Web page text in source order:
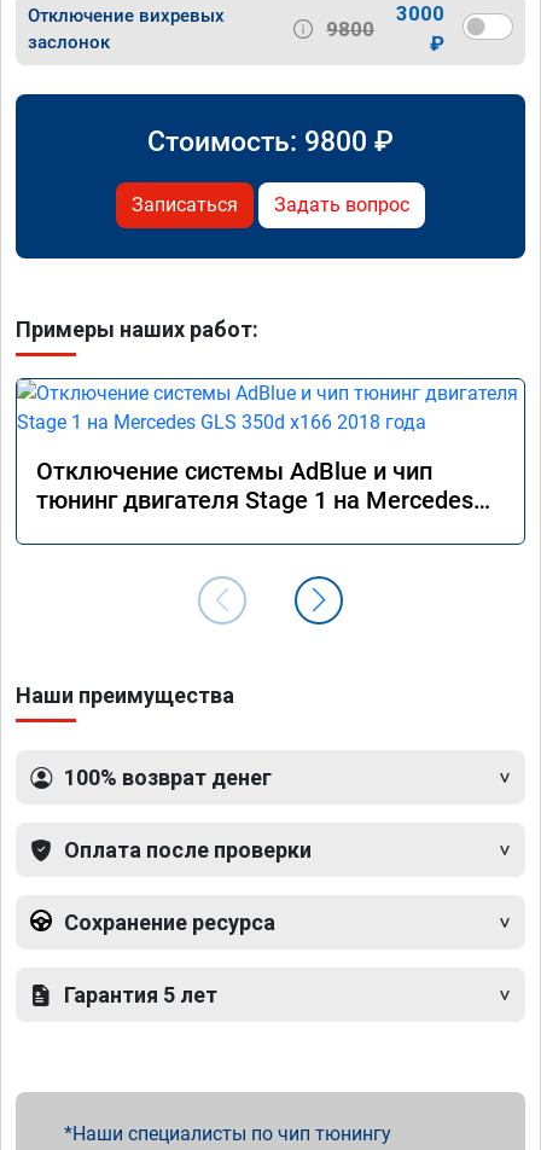
Отключение вихревых
заслонок
9800
3000
₽
Стоимость: 9800 ₽
Записаться Задать вопрос
Примеры наших работ:
Отключение системы AdBlue и чип
тюнинг двигателя Stage 1 на Mercedes
Наши преимущества
100% возврат денег
Оплата после проверки
Сохранение ресурса
Гарантия 5 лет
Наши специалисты по чип тюнингу